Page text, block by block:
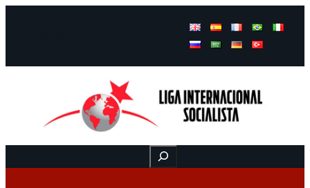
Buscar